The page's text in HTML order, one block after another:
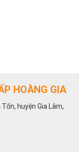
HOÀNG GIA
huyện Gia Lâm,